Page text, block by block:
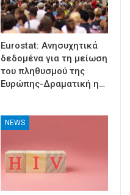
Eurostat: Ανησυχητικά
δεδομένα για τη μείωση
του πληθυσμού της
Ευρώπης-Δραματική η…
NEWS